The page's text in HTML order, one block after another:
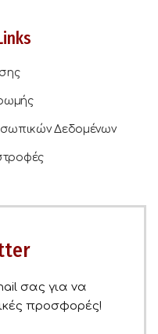
Δεδομένων
σας για να
προσφορές!